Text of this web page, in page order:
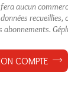
aucun
recueillies,
abonnements.
COMPTE